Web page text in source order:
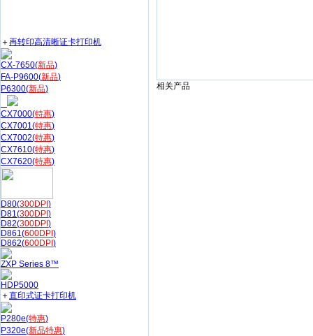
相关产品
＋再转印高清晰证卡打印机
CX-7650(新品)
FA-P9600(新品)
P6300(新品)
CX7000(特惠)
CX7001(特惠)
CX7002(特惠)
CX7610(特惠)
CX7620(特惠)
D80(300DPI )
D81(300DPI )
D82(300DPI )
D861(600DPI )
D862(600DPI )
ZXP Series 8™
HDP5000
＋直印式证卡打印机
P280e(特惠)
P320e(新品特惠)